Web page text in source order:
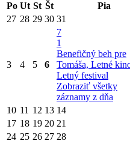
Po Ut St Št Pia
27 28 29 30 31
3 4 5 6
7
1
Benefičný beh pre
Tomáša, Letné
Letný festival
Zobraziť všetky
záznamy z dňa
10 11 12 13 14
17 18 19 20 21
24 25 26 27 28